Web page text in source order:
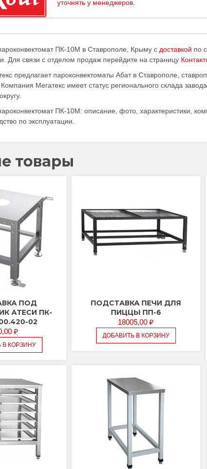
каркас)
уточнять у менеджеров
ПК-10М в Ставрополе, Крыму с доставкой по
Для связи с отделом продаж перейдите на страницу
предлагает пароконвектоматы Абат в Ставрополе,
Мегатекс имеет статус регионального склада
ПК-10М: описание, фото, характеристики,
по эксплуатации.
товары
ПОД
АТЕСИ ПК-
02
₽
В КОРЗИНУ
ПОДСТАВКА ПЕЧИ ДЛЯ
ПИЦЦЫ ПП-6
18005,00₽
ДОБАВИТЬ В КОРЗИНУ